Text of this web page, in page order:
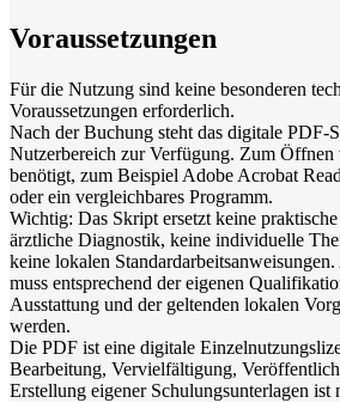
Voraussetzungen
Für die Nutzung sind keine besonderen
Voraussetzungen erforderlich.
Nach der Buchung steht das digitale PDF-
Nutzerbereich zur Verfügung. Zum
benötigt, zum Beispiel Adobe Acrobat
oder ein vergleichbares Programm.
Wichtig: Das Skript ersetzt keine
ärztliche Diagnostik, keine individuelle
keine lokalen
muss entsprechend der eigenen
Ausstattung und der geltenden lokalen
werden.
Die PDF ist eine digitale
Bearbeitung, Vervielfältigung,
Erstellung eigener Schulungsunterlagen ist